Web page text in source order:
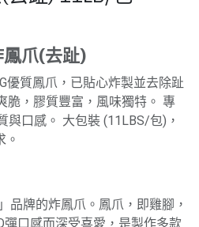
鳳爪(去趾)
優質鳳爪，已貼心炸製並去除趾
脆，膠質豐富，風味獨特。 專
與口感。 大包裝 (11LBS/包)，
。
品牌的炸鳳爪。鳳爪，即雞腳，
口感而深受喜愛，是製作多款